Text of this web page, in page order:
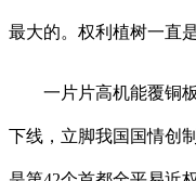
最大的。权利植树一直
一片片高机能覆铜板
下线，立脚我国国情创